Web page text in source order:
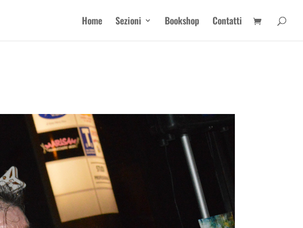
Home Sezioni Bookshop Contatti